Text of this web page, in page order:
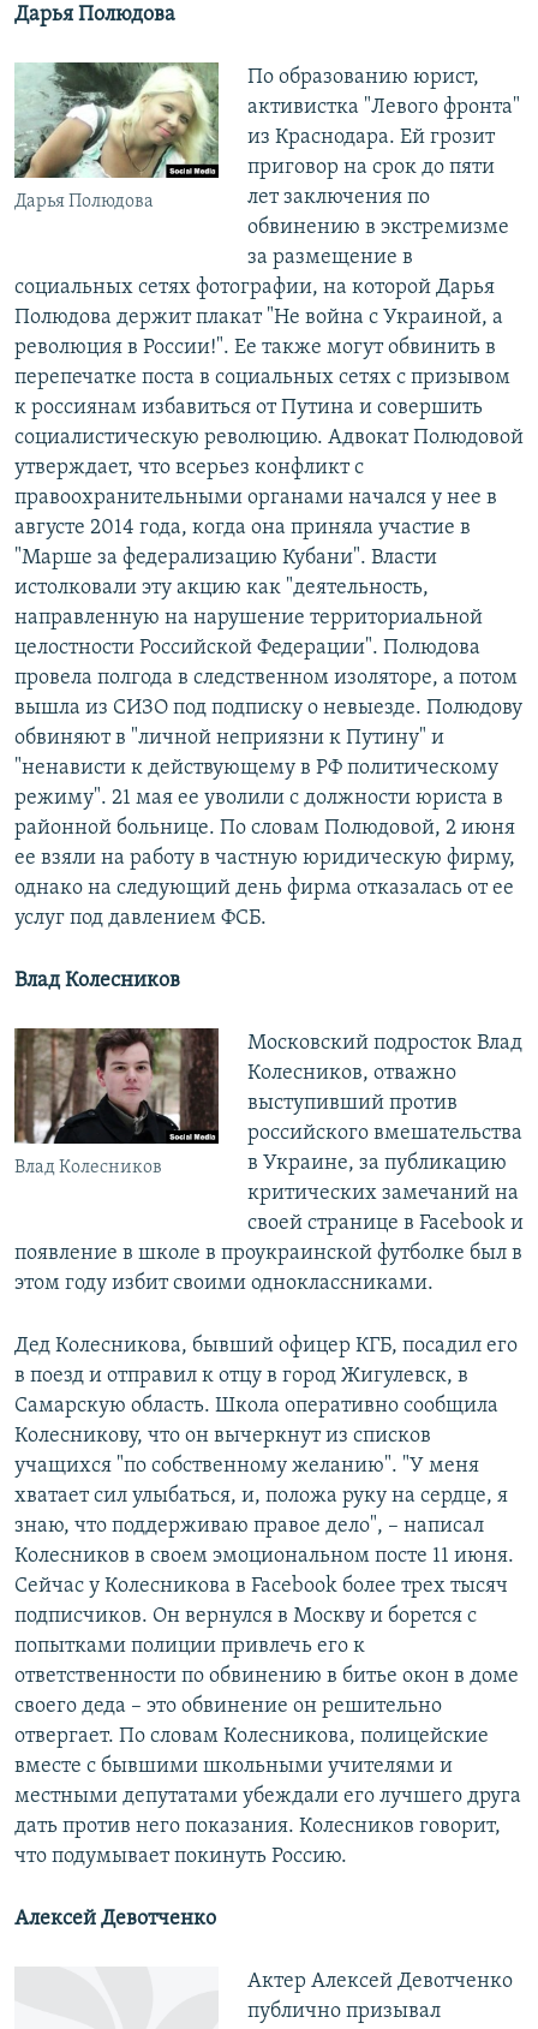
Дарья Полюдова
Дарья Полюдова
По образованию юрист,
активистка "Левого фронта"
из Краснодара. Ей грозит
приговор на срок до пяти
лет заключения по
обвинению в экстремизме
за размещение в
социальных сетях фотографии, на которой Дарья
Полюдова держит плакат "Не война с Украиной, а
революция в России!". Ее также могут обвинить в
перепечатке поста в социальных сетях с призывом
к россиянам избавиться от Путина и совершить
социалистическую революцию. Адвокат Полюдовой
утверждает, что всерьез конфликт с
правоохранительными органами начался у нее в
августе 2014 года, когда она приняла участие в
"Марше за федерализацию Кубани". Власти
истолковали эту акцию как "деятельность,
направленную на нарушение территориальной
целостности Российской Федерации". Полюдова
провела полгода в следственном изоляторе, а потом
вышла из СИЗО под подписку о невыезде. Полюдову
обвиняют в "личной неприязни к Путину" и
"ненависти к действующему в РФ политическому
режиму". 21 мая ее уволили с должности юриста в
районной больнице. По словам Полюдовой, 2 июня
ее взяли на работу в частную юридическую фирму,
однако на следующий день фирма отказалась от ее
услуг под давлением ФСБ.
Влад Колесников
Влад Колесников
Московский подросток Влад
Колесников, отважно
выступивший против
российского вмешательства
в Украине, за публикацию
критических замечаний на
своей странице в Facebook и
появление в школе в проукраинской футболке был в
этом году избит своими одноклассниками.
Дед Колесникова, бывший офицер КГБ, посадил его
в поезд и отправил к отцу в город Жигулевск, в
Самарскую область. Школа оперативно сообщила
Колесникову, что он вычеркнут из списков
учащихся "по собственному желанию". "У меня
хватает сил улыбаться, и, положа руку на сердце, я
знаю, что поддерживаю правое дело", – написал
Колесников в своем эмоциональном посте 11 июня.
Сейчас у Колесникова в Facebook более трех тысяч
подписчиков. Он вернулся в Москву и борется с
попытками полиции привлечь его к
ответственности по обвинению в битье окон в доме
своего деда – это обвинение он решительно
отвергает. По словам Колесникова, полицейские
вместе с бывшими школьными учителями и
местными депутатами убеждали его лучшего друга
дать против него показания. Колесников говорит,
что подумывает покинуть Россию.
Алексей Девотченко
Актер Алексей Девотченко
публично призывал